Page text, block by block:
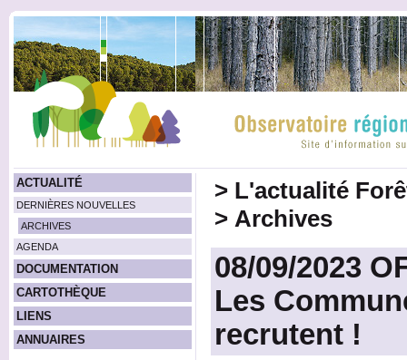
ACTUALITÉ
DERNIÈRES NOUVELLES
ARCHIVES
AGENDA
DOCUMENTATION
CARTOTHÈQUE
LIENS
ANNUAIRES
> L'actualité
> Archives
08/09/2023
Les
recrutent !